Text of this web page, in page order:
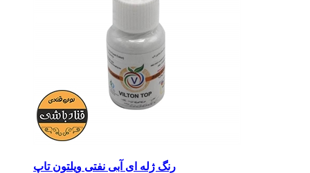
رنگ ژله ای آبی نفتی ویلتون تاپ